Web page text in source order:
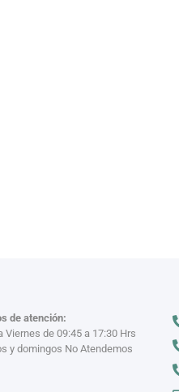
de atención:
Viernes de 09:45 a 17:30 Hrs
y domingos No Atendemos